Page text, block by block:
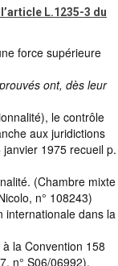
L.1235-3 du
force supérieure
ont, dès leur
le contrôle
aux juridictions
1975 recueil p.
(Chambre mixte
n° 108243)
internationale dans la
la Convention 158
n° S06/06992).